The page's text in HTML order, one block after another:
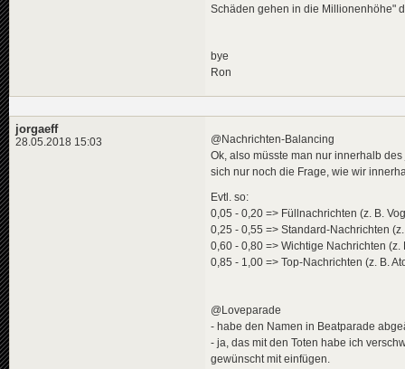
Schäden gehen in die Millionenhöhe"
bye
Ron
jorgaeff
28.05.2018 15:03
@Nachrichten-Balancing
Ok, also müsste man nur innerhalb
sich nur noch die Frage, wie wir
Evtl. so:
0,05 - 0,20 => Füllnachrichten (z. B.
0,25 - 0,55 => Standard-Nachrichten
0,60 - 0,80 => Wichtige Nachrichten
0,85 - 1,00 => Top-Nachrichten (z. B.
@Loveparade
- habe den Namen in Beatparade
- ja, das mit den Toten habe ich
gewünscht mit einfügen.